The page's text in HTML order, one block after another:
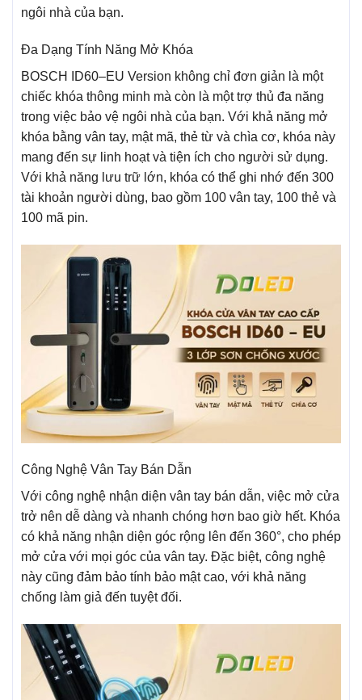
ngôi nhà của bạn.
Đa Dạng Tính Năng Mở Khóa
BOSCH ID60–EU Version không chỉ đơn giản là một
chiếc khóa thông minh mà còn là một trợ thủ đa năng
trong việc bảo vệ ngôi nhà của bạn. Với khả năng mở
khóa bằng vân tay, mật mã, thẻ từ và chìa cơ, khóa này
mang đến sự linh hoạt và tiện ích cho người sử dụng.
Với khả năng lưu trữ lớn, khóa có thể ghi nhớ đến 300
tài khoản người dùng, bao gồm 100 vân tay, 100 thẻ và
100 mã pin.
Công Nghệ Vân Tay Bán Dẫn
Với công nghệ nhận diện vân tay bán dẫn, việc mở cửa
trở nên dễ dàng và nhanh chóng hơn bao giờ hết. Khóa
có khả năng nhận diện góc rộng lên đến 360°, cho phép
mở cửa với mọi góc của vân tay. Đặc biệt, công nghệ
này cũng đảm bảo tính bảo mật cao, với khả năng
chống làm giả đến tuyệt đối.